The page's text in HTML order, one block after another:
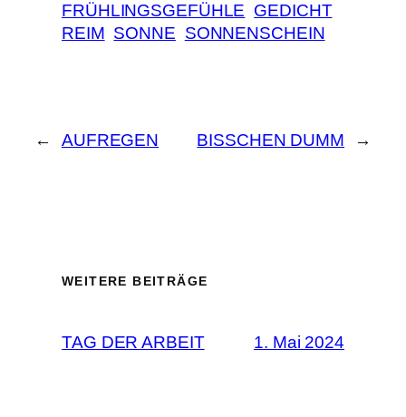
FRÜHLINGSGEFÜHLE GEDICHT
REIM SONNE SONNENSCHEIN
← AUFREGEN BISSCHEN DUMM →
WEITERE BEITRÄGE
TAG DER ARBEIT 1. Mai 2024